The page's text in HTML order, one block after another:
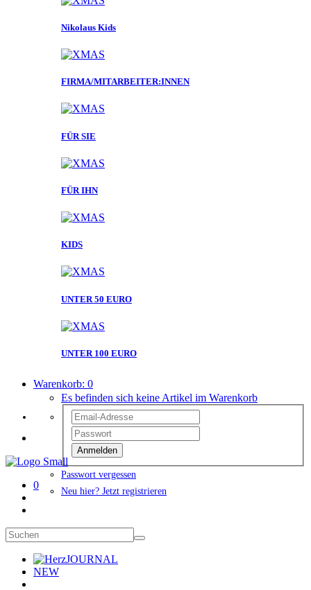
Nikolaus Kids
FIRMA/MITARBEITER:INNEN
FÜR SIE
FÜR IHN
KIDS
UNTER 50 EURO
UNTER 100 EURO
Warenkorb: 0
Es befinden sich keine Artikel im Warenkorb
Anmelden
Passwort vergessen
Neu hier? Jetzt registrieren
0
JOURNAL
NEW